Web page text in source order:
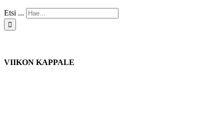
Etsi ...
VIIKON KAPPALE